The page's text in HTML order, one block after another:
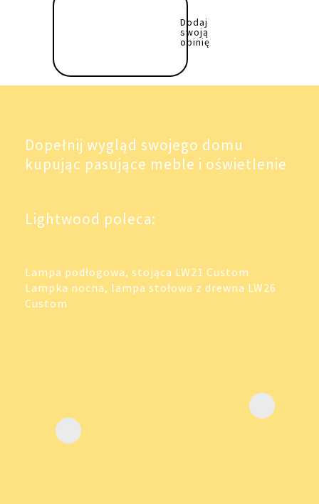
Dodaj
swoją
opinię
Dopełnij wygląd swojego domu
kupując pasujące meble i oświetlenie
Lightwood poleca:
Lampa podłogowa, stojąca LW21 Custom
Lampka nocna, lampa stołowa z drewna LW26
Custom